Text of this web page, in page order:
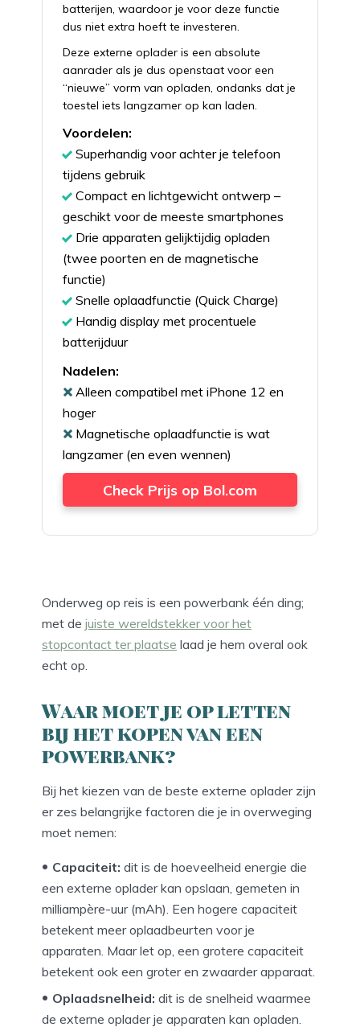
batterijen, waardoor je voor deze functie
dus niet extra hoeft te investeren.
Deze externe oplader is een absolute
aanrader als je dus openstaat voor een
“nieuwe” vorm van opladen, ondanks dat je
toestel iets langzamer op kan laden.
Voordelen:
Superhandig voor achter je telefoon
tijdens gebruik
Compact en lichtgewicht ontwerp –
geschikt voor de meeste smartphones
Drie apparaten gelijktijdig opladen
(twee poorten en de magnetische
functie)
Snelle oplaadfunctie (Quick Charge)
Handig display met procentuele
batterijduur
Nadelen:
Alleen compatibel met iPhone 12 en
hoger
Magnetische oplaadfunctie is wat
langzamer (en even wennen)
Check Prijs op Bol.com
Onderweg op reis is een powerbank één ding;
met de juiste wereldstekker voor het
stopcontact ter plaatse laad je hem overal ook
echt op.
Waar moet je op letten
bij het kopen van een
powerbank?
Bij het kiezen van de beste externe oplader zijn
er zes belangrijke factoren die je in overweging
moet nemen:
Capaciteit: dit is de hoeveelheid energie die
een externe oplader kan opslaan, gemeten in
milliampère-uur (mAh). Een hogere capaciteit
betekent meer oplaadbeurten voor je
apparaten. Maar let op, een grotere capaciteit
betekent ook een groter en zwaarder apparaat.
Oplaadsnelheid: dit is de snelheid waarmee
de externe oplader je apparaten kan opladen.